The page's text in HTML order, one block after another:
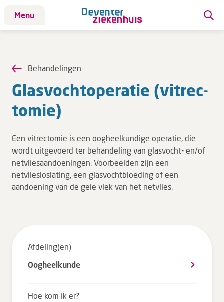
Menu
Patiënt
Afdelingen
Afspraak maken
Bloedafname
Kinderwebsite
Onderzoeken
Opname & ontslag
Uw gegevens
Behandelingen
Glas­vocht­ope­ra­tie (vitrec­
to­mie)
Een vitrectomie is een oogheelkundige operatie, die
wordt uitgevoerd ter behandeling van glasvocht- en/of
netvliesaandoeningen. Voorbeelden zijn een
netvliesloslating, een glasvochtbloeding of een
aandoening van de gele vlek van het netvlies.
Afdeling(en)
Oogheelkunde
Hoe kom ik er?